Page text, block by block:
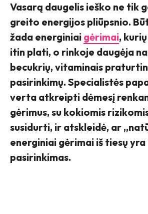
Vasarą daugelis ieško ne tik
greito energijos pliūpsnio.
žada energiniai gėrimai,
itin plati, o rinkoje daugėja
becukrių, vitaminais
pasirinkimų. Specialistės
verta atkreipti dėmesį
gėrimus, su kokiomis
susidurti, ir atskleidė, ar
energiniai gėrimai iš tiesų yra
pasirinkimas.